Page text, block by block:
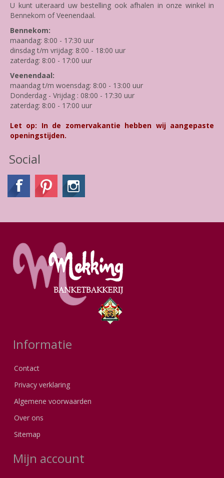
U kunt uiteraard uw bestelling ook afhalen in onze winkel in
Bennekom of Veenendaal.
Bennekom:
maandag: 8:00 - 17:30 uur
dinsdag t/m vrijdag: 8:00 - 18:00 uur
zaterdag: 8:00 - 17:00 uur
Veenendaal:
maandag t/m woensdag: 8:00 - 13:00 uur
Donderdag - Vrijdag : 08:00 - 17:30 uur
zaterdag: 8:00 - 17:00 uur
Let op: In de zomervakantie hebben wij aangepaste
openingstijden.
Social
Informatie
Contact
Privacy verklaring
Algemene voorwaarden
Over ons
Sitemap
Mijn account